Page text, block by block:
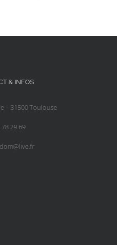
& INFOS
– 31500 Toulouse
78 29 69